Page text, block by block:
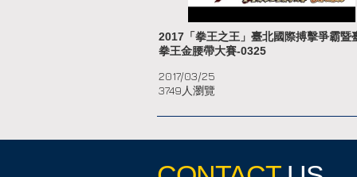
2017「拳王之王」臺北國際搏擊爭霸暨
拳王金腰帶大賽-0325
2017/03/25
3749人瀏覽